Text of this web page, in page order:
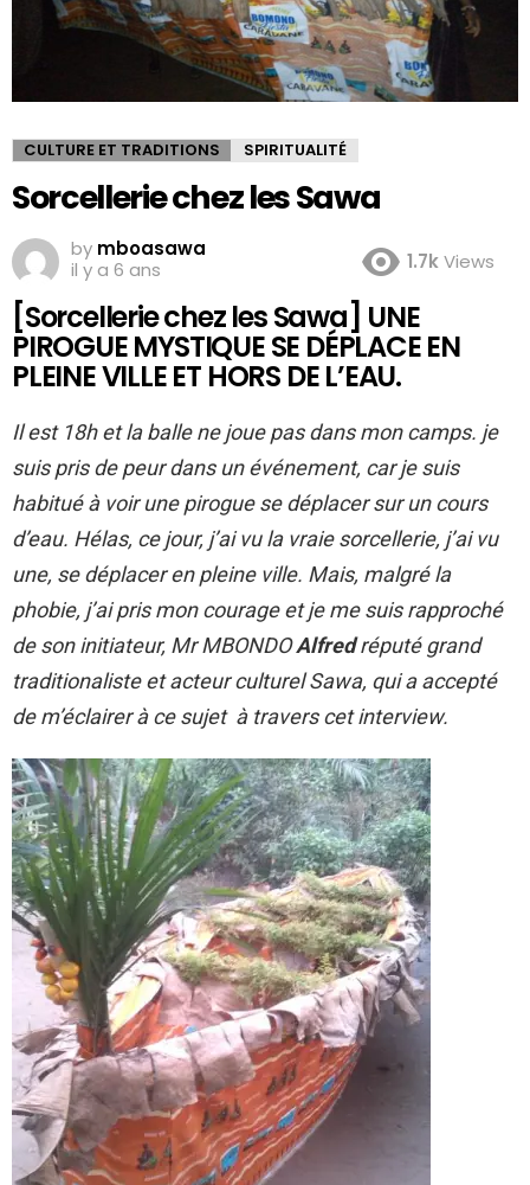
CULTURE ET TRADITIONS SPIRITUALITÉ
Sorcellerie chez les Sawa
by mboasawa
il y a 6 ans
1.7kViews
[Sorcellerie chez les Sawa] UNE
PIROGUE MYSTIQUE SE DÉPLACE EN
PLEINE VILLE ET HORS DE L’EAU.
Il est 18h et la balle ne joue pas dans mon camps. je
suis pris de peur dans un événement, car je suis
habitué à voir une pirogue se déplacer sur un cours
d’eau. Hélas, ce jour, j’ai vu la vraie sorcellerie, j’ai vu
une, se déplacer en pleine ville. Mais, malgré la
phobie, j’ai pris mon courage et je me suis rapproché
de son initiateur, Mr MBONDO Alfredréputé grand
traditionaliste et acteur culturel Sawa, qui a accepté
de m’éclairer à ce sujet à travers cet interview.